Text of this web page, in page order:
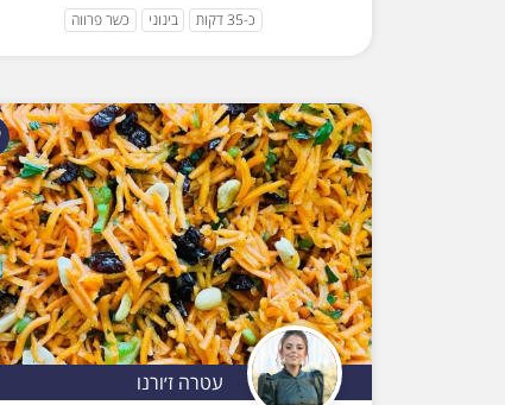
כ-35 דקות בינוני כשר פרווה
עטרה ז׳ורנו